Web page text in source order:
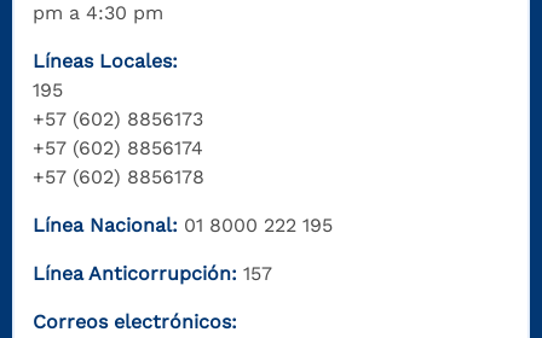
pm a 4:30 pm
Líneas Locales:
195
+57 (602) 8856173
+57 (602) 8856174
+57 (602) 8856178
Línea Nacional: 01 8000 222 195
Línea Anticorrupción: 157
Correos electrónicos: